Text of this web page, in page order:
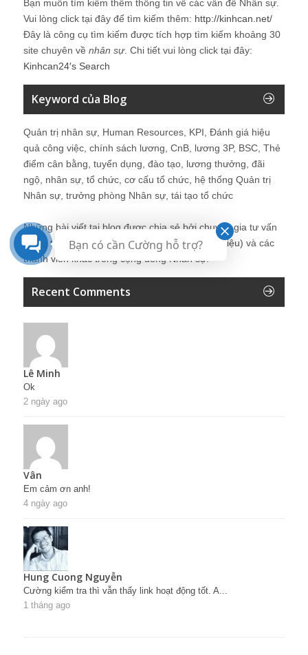
Bạn muốn tìm kiếm thêm thông tin về các vấn đề Nhân sự.
Vui lòng click tại đây để tìm kiếm thêm: http://kinhcan.net/
Đây là công cụ tìm kiếm được tích hợp tìm kiếm khoảng 30
site chuyên về nhân sự. Chi tiết vui lòng click tại đây:
Kinhcan24′s Search
Keyword của Blog
Quản trị nhân sự, Human Resources, KPI, Đánh giá hiệu
quả công việc, chính sách lương, CnB, lương 3P, BSC, Thẻ
điểm cân bằng, tuyển dụng, đào tạo, lương thưởng, đãi
ngộ, nhân sự, tổ chức, cơ cấu tổ chức, hệ thống Quản trị
Nhân sự, trưởng phòng Nhân sự, tái tạo tổ chức
Những bài viết tại blog được chia sẻ bởi chuyên gia tư vấn
Quản trị Nhân sự Nguyễn Hùng Cường (giới thiệu) và các
thành viên khác trong cộng đồng Nhân sự.
Recent Comments
Lê Minh
Ok
2 ngày ago
Vân
Em cảm ơn anh!
4 ngày ago
Hung Cuong Nguyễn
Cường kiểm tra thì vẫn thấy link hoạt động tốt. A...
1 tháng ago
Bạn có cần Cường hỗ trợ?